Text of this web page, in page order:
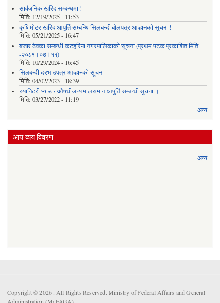
सार्वजनिक खरिद सम्बन्धमा !
मिति: 12/19/2025 - 11:53
कृषि मोटर खरिद आपुर्ति सम्बन्धि सिलबन्दी बोलपत्र आव्हानको सूचना !
मिति: 05/21/2025 - 16:47
बजार ठेक्का सम्बन्धी कटहरिया नगरपालिकाको सूचना (प्रथम पटक प्रकाशित मिति
-२०८१।०७।११)
मिति: 10/29/2024 - 16:45
सिलबन्दी दरभाउपत्र आव्हानको सूचना
मिति: 04/02/2023 - 18:39
स्यानिटरी प्याड र ‌औषधीजन्य मालसमान आपुर्ति सम्बन्धी सूचना ।
मिति: 03/27/2022 - 11:19
अन्य
आय व्यय विवरण
अन्य
Copyright © 2026 . All Rights Reserved. Ministry of Federal Affairs and General
Administration (MoFAGA).